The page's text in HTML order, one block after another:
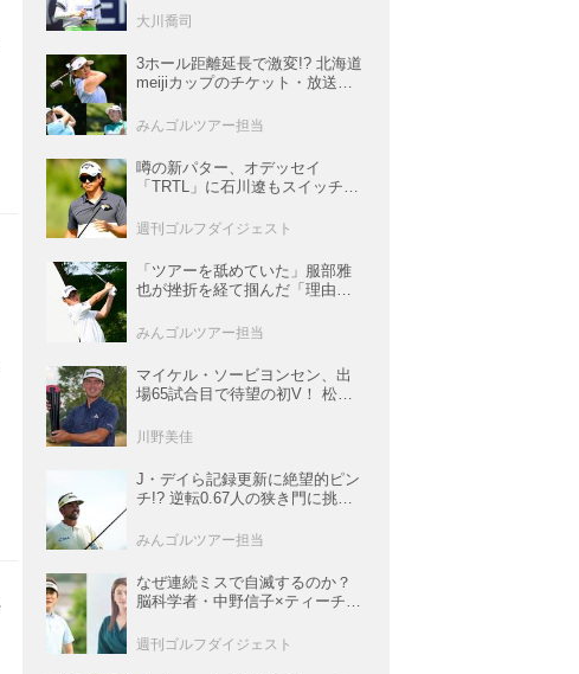
佳も逆転圏内で運命の最終日へ
大川喬司
3ホール距離延長で激変!? 北海道
meijiカップのチケット・放送＆
メント観戦ガイド】
みんゴルツアー担当
噂の新パター、オデッセイ
「TRTL」に石川遼もスイッチ！
績上昇中
週刊ゴルフダイジェスト
「ツアーを舐めていた」服部雅
也が挫折を経て掴んだ「理由あ
ー次世代スター列伝#45】
みんゴルツアー担当
マイケル・ソービヨンセン、出
場65試合目で待望の初V！ 松山
【米男子ツアー】
川野美佳
J・デイら記録更新に絶望的ピン
チ!? 逆転0.67人の狭き門に挑む
ー】
みんゴルツアー担当
なぜ連続ミスで自滅するのか？
脳科学者・中野信子×ティーチン
攻略法
週刊ゴルフダイジェスト